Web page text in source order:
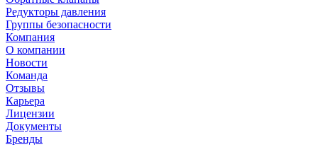
Редукторы давления
Группы безопасности
Компания
О компании
Новости
Команда
Отзывы
Карьера
Лицензии
Документы
Бренды